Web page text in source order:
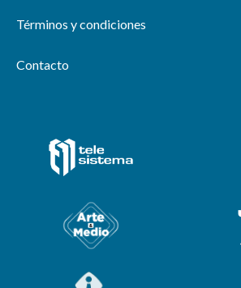
Términos y condiciones
Contacto